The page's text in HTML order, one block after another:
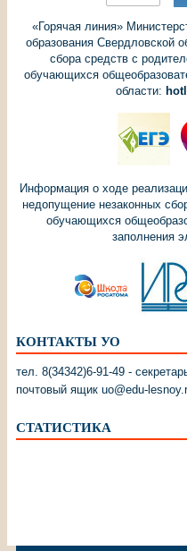
«Горячая линия»
образования Свердловской
сбора средств с
обучающихся
области:
Информация о ходе
недопущение незаконных
обучающихся
заполнения
КОНТАКТЫ УО
тел. 8(34342)6-91-49 -
почтовый ящик uo@edu-
СТАТИСТИКА